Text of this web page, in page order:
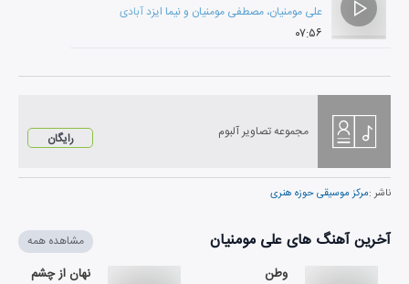
علی مومنیان، مصطفی مومنیان و نیما ایزد آبادی
۰۷:۵۶
مجموعه تصاویر آلبوم رایگان
ناشر :مرکز موسیقی حوزه هنری
آخرین آهنگ های علی مومنیان مشاهده همه
وطن نهان از چشم